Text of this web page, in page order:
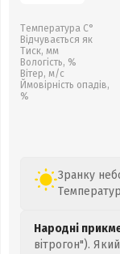
Температура С°
Відчувається як
Тиск, мм
Вологість, %
Вітер, м/с
Ймовірність опадів,
%
Зранку
Народні
вітрогон").